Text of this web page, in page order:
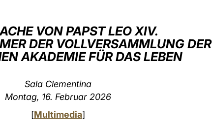
VON PAPST LEO XIV.
DER VOLLVERSAMMLUNG DER
AKADEMIE FÜR DAS LEBEN
Sala Clementina
Montag, 16. Februar 2026
[Multimedia]